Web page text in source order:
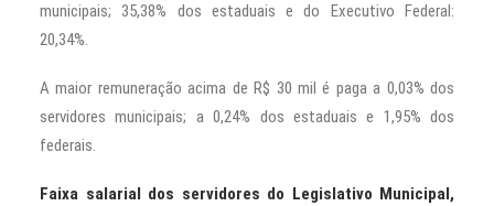
municipais; 35,38% dos estaduais e do Executivo Federal:
20,34%.
A maior remuneração acima de R$ 30 mil é paga a 0,03% dos
servidores municipais; a 0,24% dos estaduais e 1,95% dos
federais.
Faixa salarial dos servidores do Legislativo Municipal,